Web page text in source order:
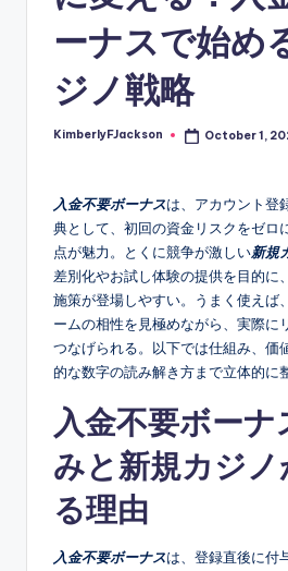
ーナスで始め
ジノ戦略
Posted
KimberlyFJackson October 1,
入金不要ボーナスは、アカウント登
典として、初回の資金リスクをゼロ
点が魅力。とくに競争が激しい新規
差別化やお試し体験の提供を目的に
施策が登場しやすい。うまく使えば
ームの相性を見極めながら、実際に
つなげられる。以下では仕組み、価
的な数字の読み解き方まで立体的に
入金不要ボーナ
みと新規カジ
る理由
入金不要ボーナスは、登録直後に付